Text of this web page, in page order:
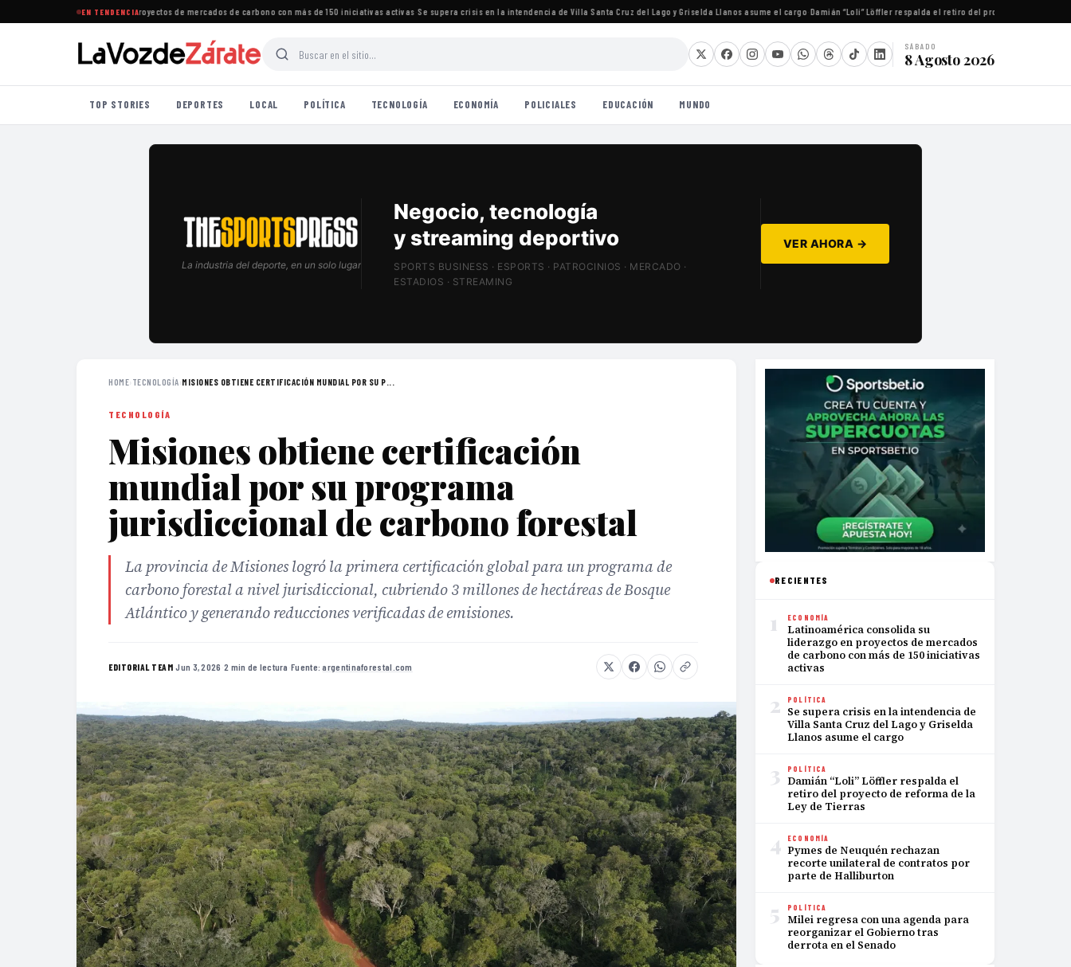
EN TENDENCIA
consolida su liderazgo en proyectos de mercados de carbono con más de 150 iniciativas activas·Se supera crisis en la intendencia de Villa Santa Cruz del Lago y Griselda Llanos asume el cargo·Damián “Loli” Löffler respalda el retiro del proyecto de reforma de
SÁBADO
8 Agosto 2026
TOP STORIES DEPORTES LOCAL POLÍTICA TECNOLOGÍA ECONOMÍA POLICIALES EDUCACIÓN MUNDO
La industria del deporte, en un solo lugar
Patrocinios, estadios
y Sports Tech
SPORTS BUSINESS · ESPORTS · PATROCINIOS · MERCADO ·
ESTADIOS · STREAMING
VER AHORA →
HOME› TECNOLOGÍA›MISIONES OBTIENE CERTIFICACIÓN MUNDIAL POR SU P...
TECNOLOGÍA
Misiones obtiene certificación
mundial por su programa
jurisdiccional de carbono forestal
La provincia de Misiones logró la primera certificación global para un programa de
carbono forestal a nivel jurisdiccional, cubriendo 3 millones de hectáreas de Bosque
Atlántico y generando reducciones verificadas de emisiones.
EDITORIAL TEAM·Jun 3, 2026 ·2 min de lectura ·Fuente:argentinaforestal.com
RECIENTES
1 ECONOMÍA
Latinoamérica consolida su
liderazgo en proyectos de mercados
de carbono con más de 150 iniciativas
activas
2 POLÍTICA
Se supera crisis en la intendencia de
Villa Santa Cruz del Lago y Griselda
Llanos asume el cargo
3 POLÍTICA
Damián “Loli” Löffler respalda el
retiro del proyecto de reforma de la
Ley de Tierras
4 ECONOMÍA
Pymes de Neuquén rechazan
recorte unilateral de contratos por
parte de Halliburton
5 POLÍTICA
Milei regresa con una agenda para
reorganizar el Gobierno tras
derrota en el Senado